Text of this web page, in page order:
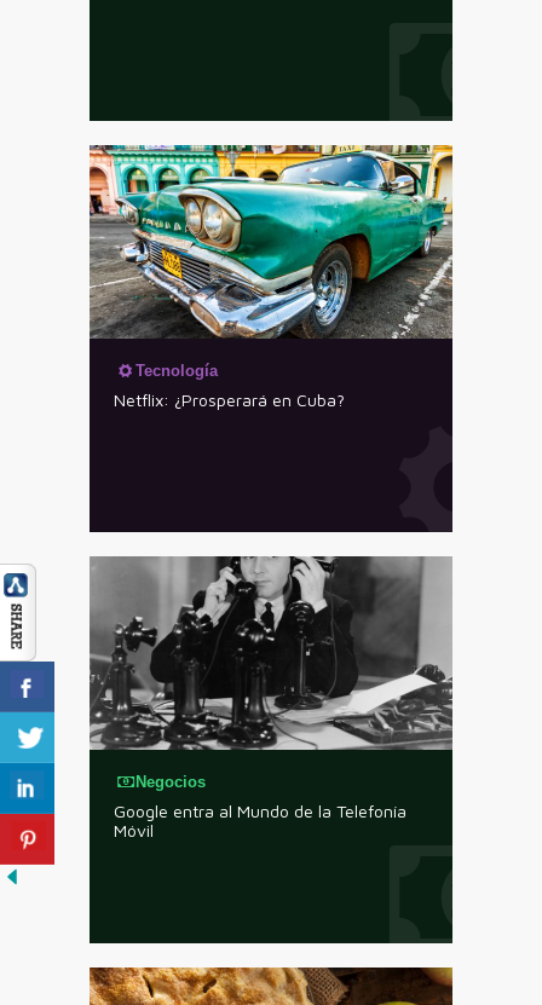
Tecnología
Netflix: ¿Prosperará en Cuba?
Negocios
Google entra al Mundo de la Telefonía
Móvil